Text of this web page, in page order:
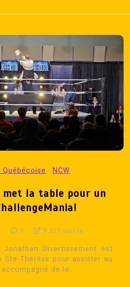
Québécoise NCW
met la table pour un
0 3 321 words
Divertissement est
Thérèse pour assister au
accompagné de la...